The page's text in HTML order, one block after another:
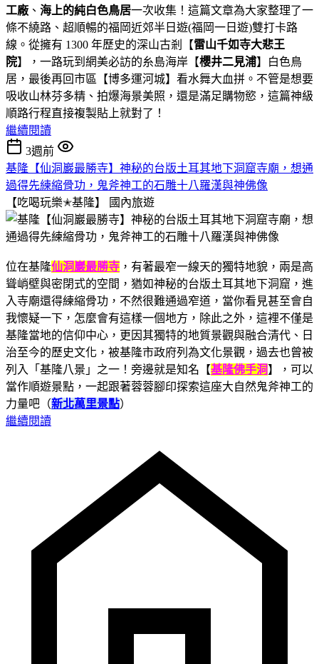
工廠 、 海上的純白色鳥居一次收集！這篇文章為大家整理了一
條不繞路、超順暢的福岡近郊半日遊(福岡一日遊)雙打卡路
線。從擁有 1300 年歷史的深山古剎【雷山千如寺大悲王
院】，一路玩到網美必訪的糸島海岸【櫻井二見浦】白色鳥
居，最後再回市區【博多運河城】看水舞大血拼。不管是想要
吸收山林芬多精、拍爆海景美照，還是滿足購物慾，這篇神級
順路行程直接複製貼上就對了！
繼續閱讀
3週前
基隆【仙洞巖最勝寺】神秘的台版土耳其地下洞窟寺廟，想通
過得先練縮骨功，鬼斧神工的石雕十八羅漢與神佛像
【吃喝玩樂✭基隆】
國內旅遊
位在基隆仙洞巖最勝寺 ，有著最窄一線天的獨特地貌，兩是高
聳峭壁與密閉式的空間，猶如神秘的台版土耳其地下洞窟，進
入寺廟還得練縮骨功，不然很難通過窄道，當你看見甚至會自
我懷疑一下，怎麼會有這樣一個地方，除此之外，這裡不僅是
基隆當地的信仰中心，更因其獨特的地質景觀與融合清代、日
治至今的歷史文化，被基隆市政府列為文化景觀，過去也曾被
列入「基隆八景」之一！旁邊就是知名【基隆佛手洞】，可以
當作順遊景點，一起跟著蓉蓉腳印探索這座大自然鬼斧神工的
力量吧（新北萬里景點）
繼續閱讀